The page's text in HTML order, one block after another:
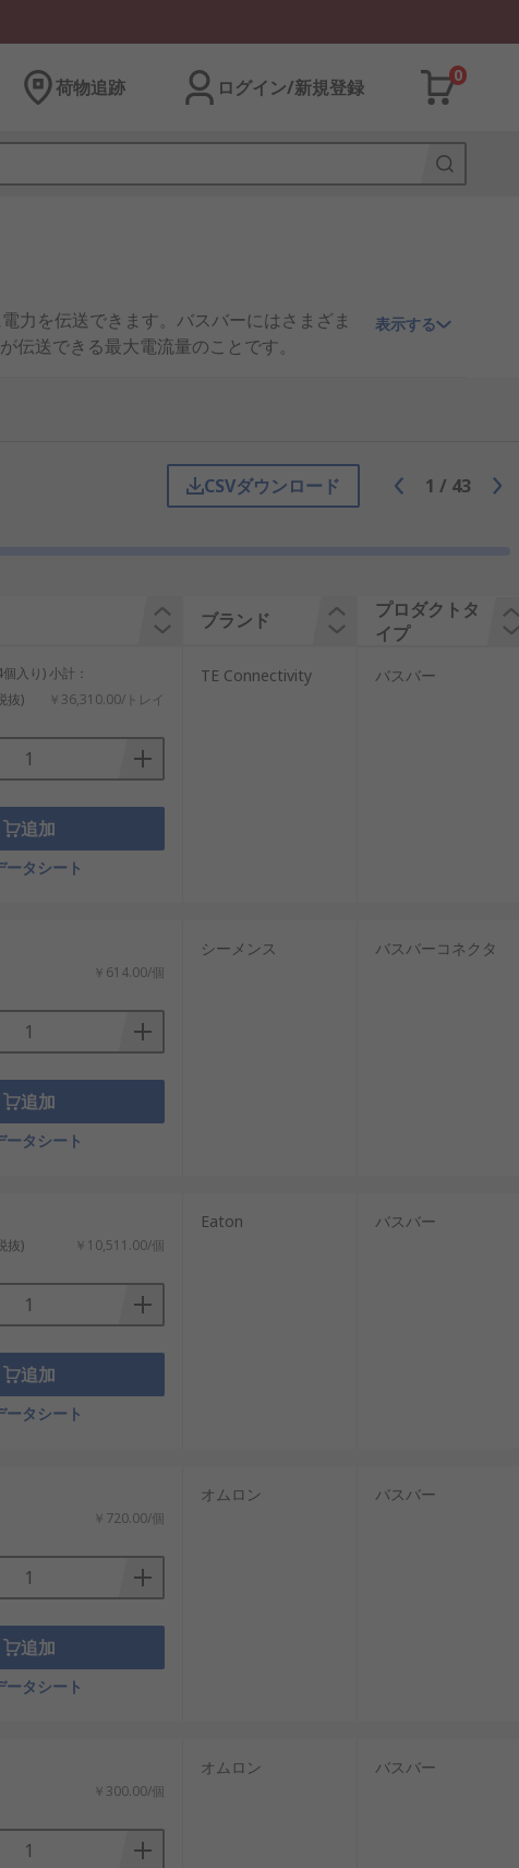
荷物追跡 ログイン/新規登録
0
力を伝送できます。バスバーにはさまざま
送できる最大電流量のことです。
のサイズは、40～1200アンペアの範囲で
器で絶縁されています。
ンション式の絶縁体で所定の位置に保持さ
表示する
CSVダウンロード 1 / 43
ブランド
プロダクトタ
イプ
入り) 小計：
抜) ￥36,310.00/トレイ
追加
ータシート
TE Connectivity バスバー
￥614.00/個
追加
ータシート
シーメンス バスバーコネクタ
抜) ￥10,511.00/個
追加
ータシート
Eaton バスバー
￥720.00/個
追加
ータシート
オムロン バスバー
￥300.00/個
オムロン バスバー